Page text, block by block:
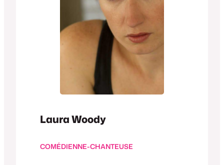
Laura Woody
COMÉDIENNE-CHANTEUSE